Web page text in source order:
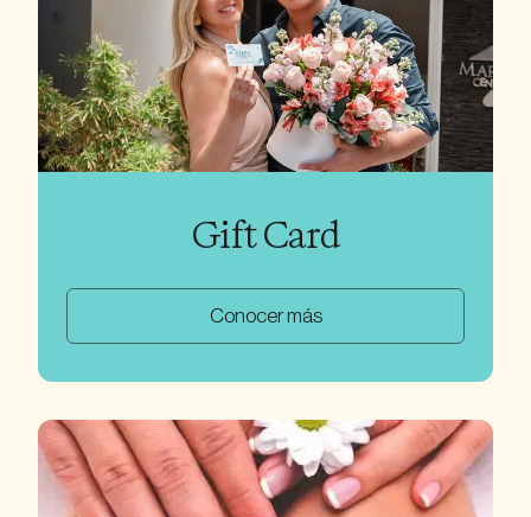
Gift Card
Conocer más